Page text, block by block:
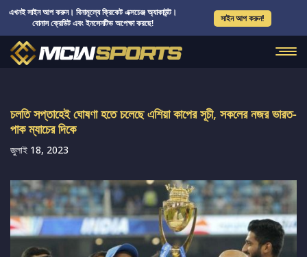
এখনই সাইন আপ করুন। বিনামূল্যে ক্রিকেট এক্সচেঞ্জ অ্যাকাউন্ট।
বোনাস ক্রেডিট এবং ইনসেনটিভ অপেক্ষা করছে!
সাইন আপ করুন!
চলতি সপ্তাহেই ঘোষণা হতে চলেছে এশিয়া কাপের সূচী, সকলের নজর ভারত-
পাক ম্যাচের দিকে
জুলাই 18, 2023